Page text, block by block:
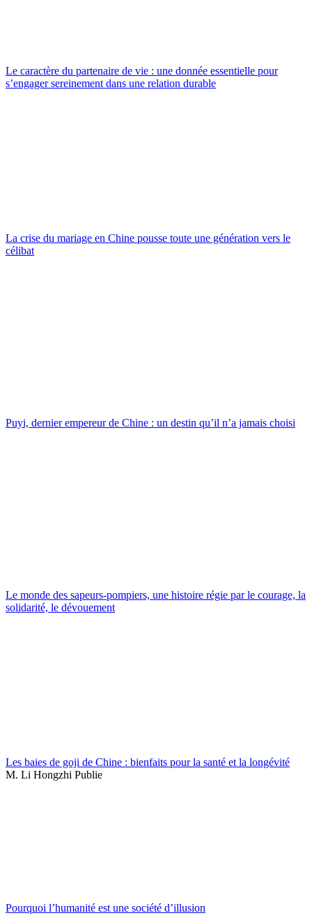
Le caractère du partenaire de vie : une donnée essentielle pour
s’engager sereinement dans une relation durable
La crise du mariage en Chine pousse toute une génération vers le
célibat
Puyi, dernier empereur de Chine : un destin qu’il n’a jamais choisi
Le monde des sapeurs-pompiers, une histoire régie par le courage, la
solidarité, le dévouement
Les baies de goji de Chine : bienfaits pour la santé et la longévité
M. Li Hongzhi Publie
Pourquoi l’humanité est une société d’illusion